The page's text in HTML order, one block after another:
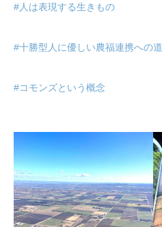
#人は表現する生きもの
#十勝型人に優しい農福連携への
#コモンズという概念